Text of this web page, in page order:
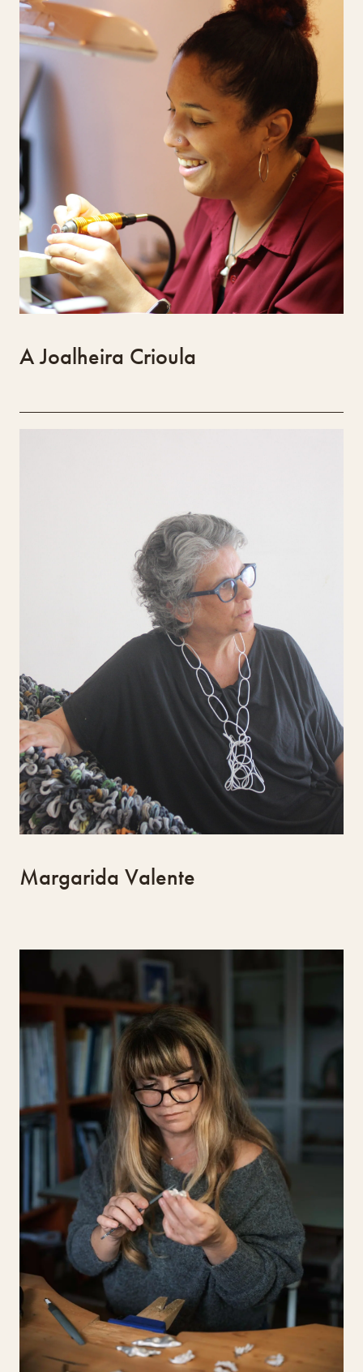
A Joalheira Crioula
Paula Ramos e Ramos
Paula Ramos e Ramos iniciou a sua formação em
joalharia em 2018, no Centro de Joalharia de
Lisboa, e aprofundou técnicas no Cindor, no
Porto, com estágio na Escuela Tous, em
Barcelona. Desde 2023, está em residência no
Design Lab, em Loulé, onde explora técnicas
locais como a caldeiraria. Natural de Loulé,
com raízes cabo-verdianas, criou o projeto A
Joalheira Crioula, onde a joalharia se torna
ponte entre identidade, território e
expressão artística contemporânea.
A Joalheira Crioula
de Interiores, Restauro e Mobiliário, em
Antropologia e uma pós-graduação em Gestão
Cultural. Trabalhou numa galeria de arte até
2021 e, desde 2003, desenvolve projetos em
design de equipamento e acessórios de moda. O
seu projeto explora a reutilização de
materiais diversos, alterando funções
originais para criar peças únicas, como
candeeiros com orla de madeira, resíduos de
alcatifa e colares em burel.
Margarida Valente
Bernadette Martins, nascida em França e
residente em Loulé, é designer formada pelo
IADE e especializada em azulejaria e
cerâmica. Fundou o seu atelier em 2007 e
desde 2013 leciona cerâmica criativa.
Atualmente integra o Loulé Criativo como
residente na oficina do barro e com a marca
Frágil Jewellery incubada no Design Lab. A
marca cria joias contemporâneas que exploram
formas naturais e materiais como prata,
cobre, latão, porcelana e vidro, sendo a
porcelana o elemento central. A joalharia
tornou-se num espaço de constante descoberta
técnica e artística.